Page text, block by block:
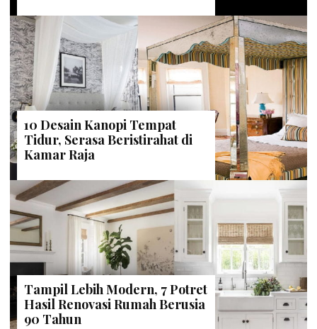
10 Desain Kanopi Tempat
Tidur, Serasa Beristirahat di
Kamar Raja
Tampil Lebih Modern, 7 Potret
Hasil Renovasi Rumah Berusia
90 Tahun